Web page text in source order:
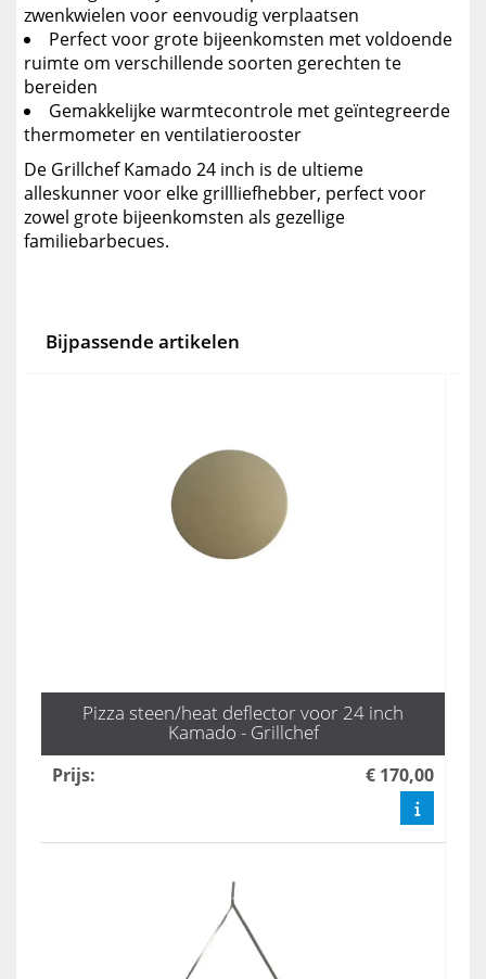
zwenkwielen voor eenvoudig verplaatsen
Perfect voor grote bijeenkomsten met voldoende
ruimte om verschillende soorten gerechten te
bereiden
Gemakkelijke warmtecontrole met geïntegreerde
thermometer en ventilatierooster
De Grillchef Kamado 24 inch is de ultieme
alleskunner voor elke grillliefhebber, perfect voor
zowel grote bijeenkomsten als gezellige
familiebarbecues.
Bijpassende artikelen
Pizza steen/heat deflector voor 24 inch
Kamado - Grillchef
Prijs: € 170,00